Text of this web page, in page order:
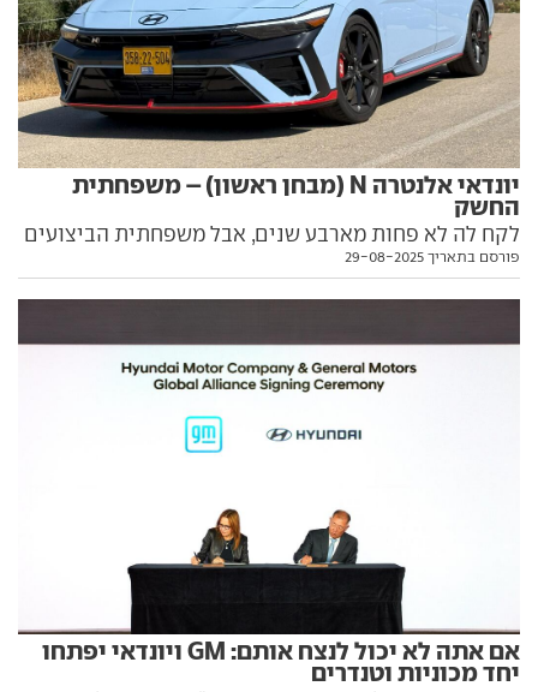
יונדאי אלנטרה N (מבחן ראשון) – משפחתית
החשק
לקח לה לא פחות מארבע שנים, אבל משפחתית הביצועים
של יונדאי הגיעה אלינו לבסוף. לקחנו אותה לסיבוב ארוך
תתעורר
פורסם בתאריך 29-08-2025
אם אתה לא יכול לנצח אותם: GM ויונדאי יפתחו
יחד מכוניות וטנדרים